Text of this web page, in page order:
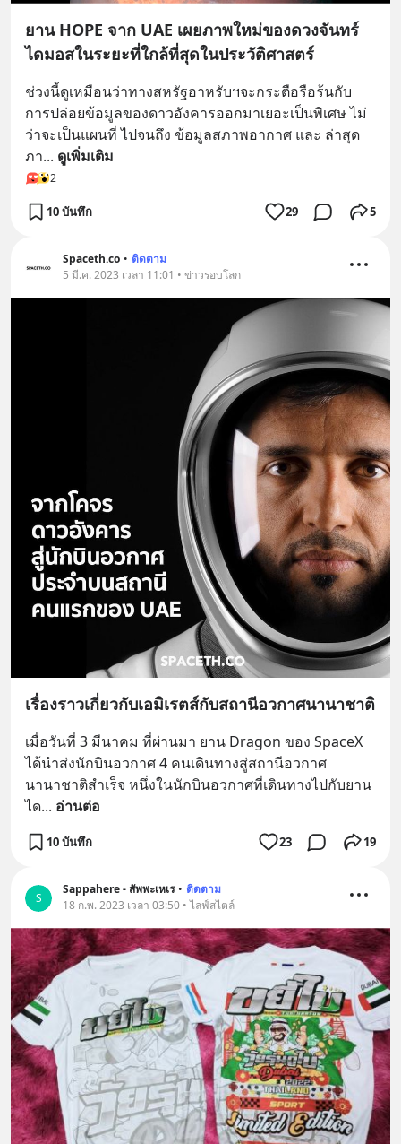
ยาน HOPE จาก UAE เผยภาพใหม่ของดวงจันทร์
ไดมอสในระยะที่ใกล้ที่สุดในประวัติศาสตร์
ช่วงนี้ดูเหมือนว่าทางสหรัฐอาหรับฯจะกระตือรือร้นกับ
การปล่อยข้อมูลของดาวอังคารออกมาเยอะเป็นพิเศษ ไม่
ว่าจะเป็นแผนที่ ไปจนถึง ข้อมูลสภาพอากาศ และ ล่าสุด
ภา... ดูเพิ่มเติม
2
10 บันทึก 29 5
Spaceth.co • ติดตาม
5 มี.ค. 2023 เวลา 11:01 • ข่าวรอบโลก
เรื่องราวเกี่ยวกับเอมิเรตส์กับสถานีอวกาศนานาชาติ
เมื่อวันที่ 3 มีนาคม ที่ผ่านมา ยาน Dragon ของ SpaceX
ได้นำส่งนักบินอวกาศ 4 คนเดินทางสู่สถานีอวกาศ
นานาชาติสำเร็จ หนึ่งในนักบินอวกาศที่เดินทางไปกับยาน
ได... อ่านต่อ
10 บันทึก 23 19
S
Sappahere - สัพพะเหเร • ติดตาม
18 ก.พ. 2023 เวลา 03:50 • ไลฟ์สไตล์